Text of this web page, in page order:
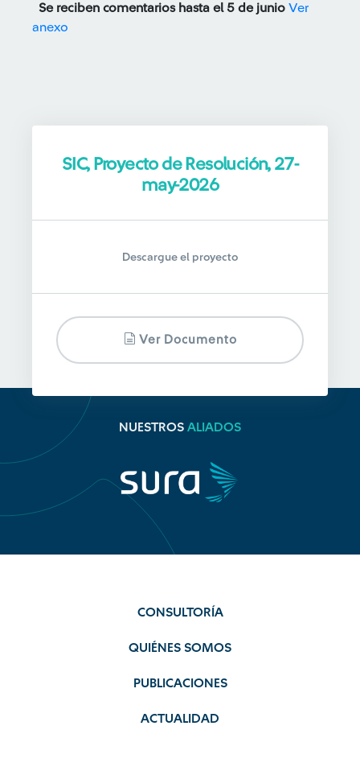
Se reciben comentarios hasta el 5 de junio Ver
anexo
SIC, Proyecto de Resolución, 27-
may-2026
Descargue el proyecto
Ver Documento
NUESTROS ALIADOS
CONSULTORÍA
QUIÉNES SOMOS
PUBLICACIONES
ACTUALIDAD